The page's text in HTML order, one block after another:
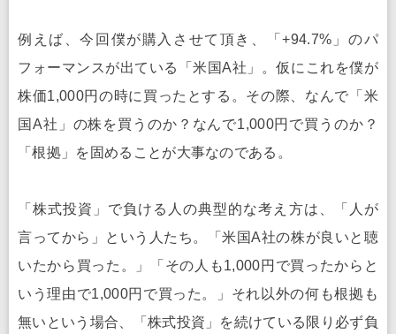
例えば、今回僕が購入させて頂き、「+94.7%」のパ
フォーマンスが出ている「米国A社」。仮にこれを僕が
株価1,000円の時に買ったとする。その際、なんで「米
国A社」の株を買うのか？なんで1,000円で買うのか？
「根拠」を固めることが大事なのである。
「株式投資」で負ける人の典型的な考え方は、「人が
言ってから」という人たち。「米国A社の株が良いと聴
いたから買った。」「その人も1,000円で買ったからと
いう理由で1,000円で買った。」それ以外の何も根拠も
無いという場合、「株式投資」を続けている限り必ず負